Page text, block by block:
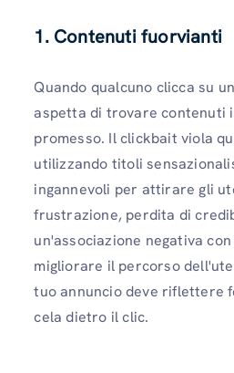
1. Contenuti fuorvianti
Quando qualcuno clicca su
aspetta di trovare contenuti
promesso. Il clickbait viola
utilizzando titoli
ingannevoli per attirare gli
frustrazione, perdita di
un'associazione negativa
migliorare il percorso
tuo annuncio deve riflettere
cela dietro il clic.